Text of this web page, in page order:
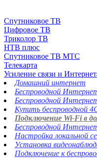
Спутниковое ТВ
Цифровое ТВ
Триколор ТВ
НТВ плюс
Спутниковое ТВ МТС
Телекарта
Усиление связи и
Домашний интернет
Беспроводной
Беспроводной
Купить беспроводной
Подключение Wi-Fi в
Беспроводной
Настройка локальной
Установка
Подключение к